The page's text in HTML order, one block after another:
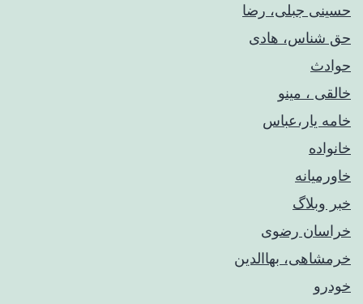
حسینی جبلی، رضا
حق شناس، هادی
حوادث
خالقی ، مینو
خامه یار،عباس
خانواده
خاورمیانه
خبر وبلاگ
خراسان رضوی
خرمشاهی، بهاالدین
خودرو